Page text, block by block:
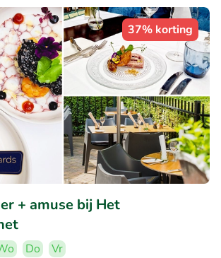
37% korting
+ amuse bij Het
Do
Vr